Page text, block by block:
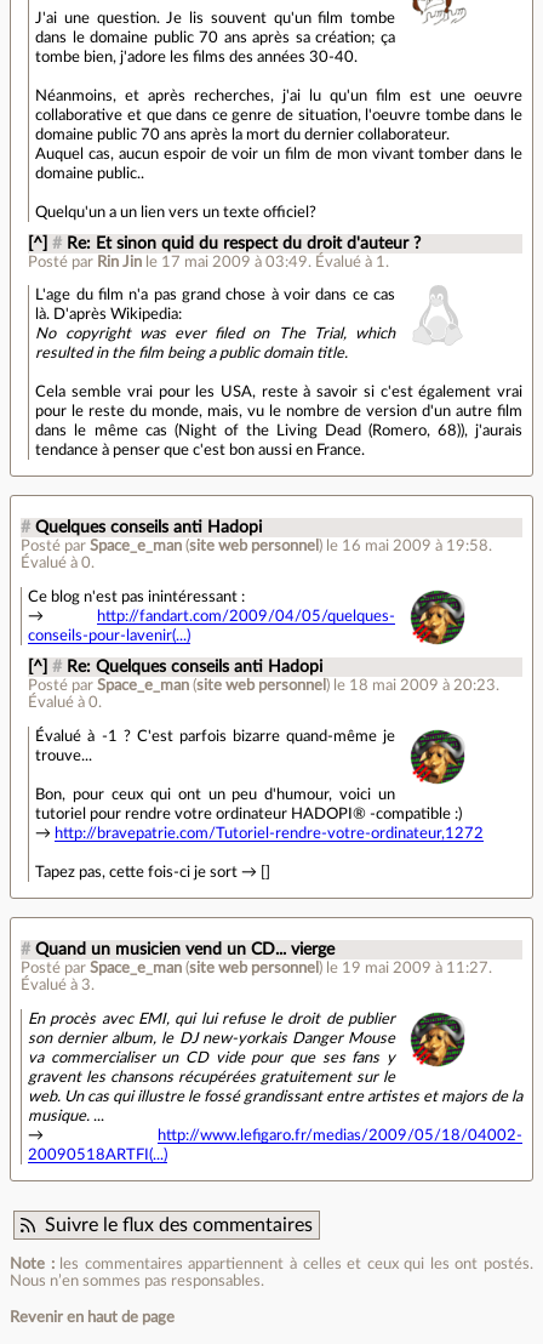
J'ai une question. Je lis souvent qu'un film tombe
dans le domaine public 70 ans après sa création; ça
tombe bien, j'adore les films des années 30-40.
Néanmoins, et après recherches, j'ai lu qu'un film est une oeuvre
collaborative et que dans ce genre de situation, l'oeuvre tombe dans le
domaine public 70 ans après la mort du dernier collaborateur.
Auquel cas, aucun espoir de voir un film de mon vivant tomber dans le
domaine public..
Quelqu'un a un lien vers un texte officiel?
[^] # Re: Et sinon quid du respect du droit d'auteur ?
Posté par Rin Jin le 17 mai 2009 à 03:49. Évalué à 1 .
L'age du film n'a pas grand chose à voir dans ce cas
là. D'après Wikipedia:
No copyright was ever filed on The Trial, which
resulted in the film being a public domain title.
Cela semble vrai pour les USA, reste à savoir si c'est également vrai
pour le reste du monde, mais, vu le nombre de version d'un autre film
dans le même cas (Night of the Living Dead (Romero, 68)), j'aurais
tendance à penser que c'est bon aussi en France.
# Quelques conseils anti Hadopi
Posté par Space_e_man (site web personnel ) le 16 mai 2009 à 19:58.
Évalué à 0.
Ce blog n'est pas inintéressant :
→
http://fandart.com/2009/04/05/quelques-
conseils-pour-lavenir(...)
[^] # Re: Quelques conseils anti Hadopi
Posté parSpace_e_man (site web personnel ) le 18 mai 2009 à 20:23.
Évalué à0.
Évalué à -1 ? C'est parfois bizarre quand-même je
trouve...
Bon, pour ceux qui ont un peu d'humour, voici un
tutoriel pour rendre votre ordinateur HADOPI® -compatible :)
→ http://bravepatrie.com/Tutoriel-rendre-votre-ordinateur,1272
Tapez pas, cette fois-ci je sort → []
# Quand un musicien vend un CD... vierge
Posté par Space_e_man (site web personnel ) le 19 mai 2009 à 11:27.
Évalué à 3.
En procès avec EMI, qui lui refuse le droit de publier
son dernier album, le DJ new-yorkais Danger Mouse
va commercialiser un CD vide pour que ses fans y
gravent les chansons récupérées gratuitement sur le
web. Un cas qui illustre le fossé grandissant entre artistes et majors de la
musique. ...
→
http://www.lefigaro.fr/medias/2009/05/18/04002-
20090518ARTFI(...)
Suivre le flux des commentaires
Note :les commentaires appartiennent à celles et ceux qui les ont postés.
Nous n’en sommes pas responsables.
Revenir en haut de page